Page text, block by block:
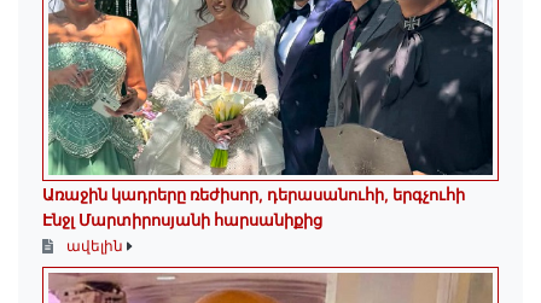
Առաջին կադրերը ռեժիսոր, դերասանուհի, երգչուհի
Էնջլ Մարտիրոսյանի հարսանիքից
ավելին